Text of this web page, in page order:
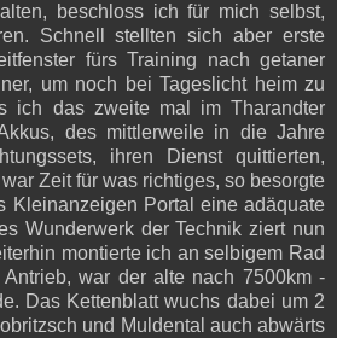
beschloss ich für mich selbst,
Schnell stellten sich aber erste
fürs Training nach getaner
um noch bei Tageslicht heim zu
ich das zweite mal im Tharandter
des mittlerweile in die Jahre
ihren Dienst quittierten,
Zeit für was richtiges, so besorgte
Kleinanzeigen Portal eine adäquate
Wunderwerk der Technik ziert nun
montierte ich an selbigem Rad
war der alte nach 7500km -
Das Kettenblatt wuchs dabei um 2
und Muldental auch abwärts